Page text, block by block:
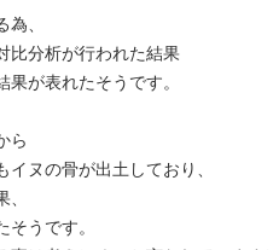
、
比分析が行われた結果
が表れたそうです。
ら
ヌの骨が出土しており、
そうです。